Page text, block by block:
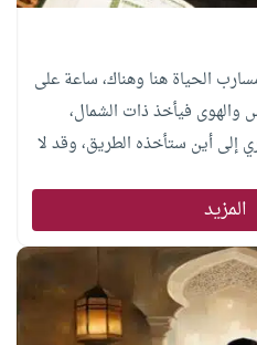
الحياة هنا وهناك، ساعة على
والهوى فيأخذ ذات الشمال،
إلى أين ستأخذه الطريق، وقد لا
المزيد